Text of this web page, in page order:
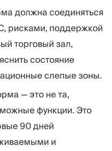
должна соединяться
рисками, поддержкой
торговый зал,
состояние
слепые зоны.
— это не та,
функции. Это
90 дней
и